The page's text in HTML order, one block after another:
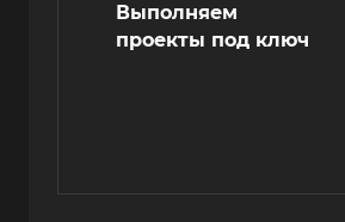
Выполняем
проекты под ключ